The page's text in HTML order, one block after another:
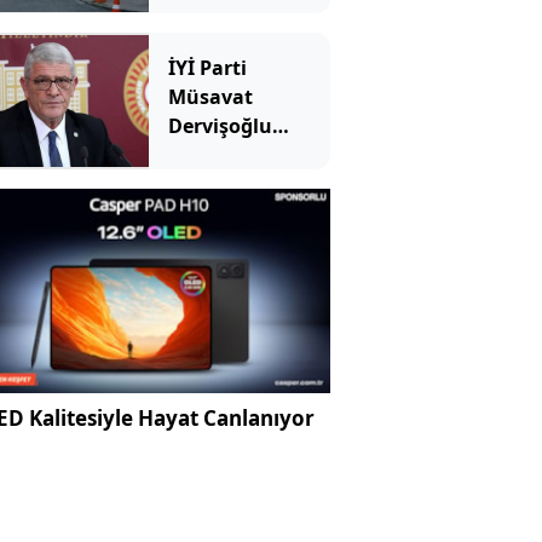
durumu ağır
İYİ Parti
Müsavat
Dervişoğlu
görüşen Süreç
Komisyonu
hakkında SÖZCÜ
TV'ye konuştu
Kalitesiyle Hayat Canlanıyor